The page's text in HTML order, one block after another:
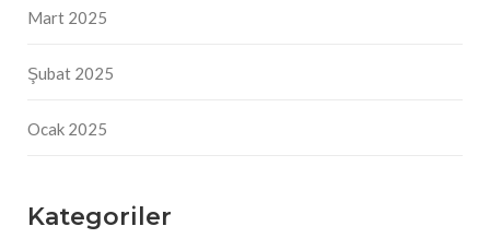
Mart 2025
Şubat 2025
Ocak 2025
Kategoriler